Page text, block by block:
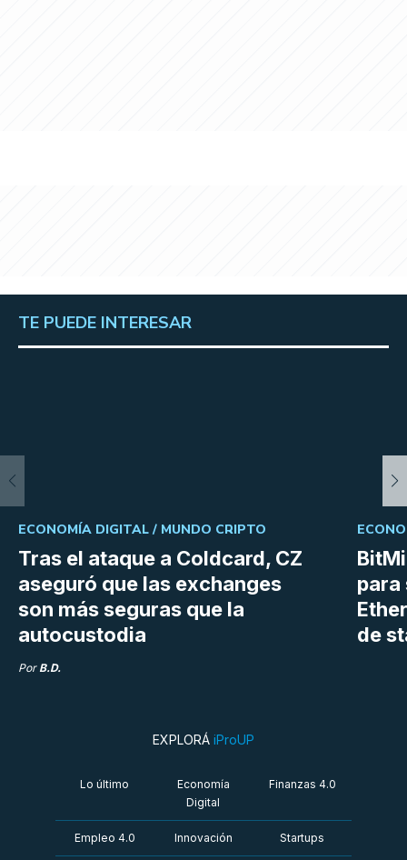
TE PUEDE INTERESAR
Tras el ataque a Coldcard, CZ
aseguró que las exchanges
son más seguras que la
autocustodia
ECONOMÍA DIGITAL / MUNDO CRIPTO
Por B.D.
para
de
EXPLORÁ iProUP
Lo último
Economía
Digital
Finanzas 4.0
Empleo 4.0 Innovación Startups